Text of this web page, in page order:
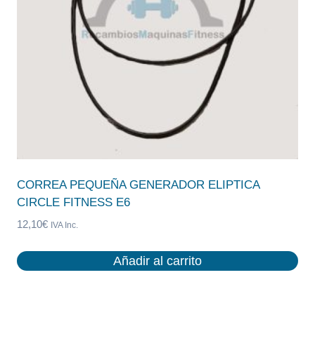
CORREA PEQUEÑA GENERADOR ELIPTICA
CIRCLE FITNESS E6
12,10€ IVA Inc.
Añadir al carrito